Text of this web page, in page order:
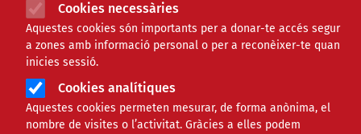
Cookies necessàries
Aquestes cookies són importants per a donar-te accés segur
a zones amb informació personal o per a reconèixer-te quan
inicies sessió.
Cookies analítiques
Aquestes cookies permeten mesurar, de forma anònima, el
nombre de visites o l’activitat. Gràcies a elles podem